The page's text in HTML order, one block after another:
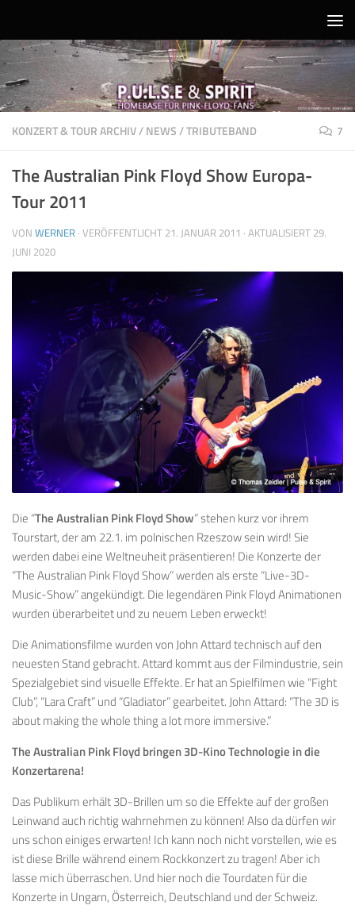
KONZERT & TOUR ARCHIV/NEWS/TRIBUTEBAND 7
The Australian Pink Floyd Show Europa-
Tour 2011
VON WERNER · VERÖFFENTLICHT 21. JANUAR 2011 · AKTUALISIERT 29.
JUNI 2020
Die “The Australian Pink Floyd Show” stehen kurz vor ihrem
Tourstart, der am 22.1. im polnischen Rzeszow sein wird! Sie
werden dabei eine Weltneuheit präsentieren! Die Konzerte der
“The Australian Pink Floyd Show” werden als erste “Live-3D-
Music-Show” angekündigt. Die legendären Pink Floyd Animationen
wurden überarbeitet und zu neuem Leben erweckt!
Die Animationsfilme wurden von John Attard technisch auf den
neuesten Stand gebracht. Attard kommt aus der Filmindustrie, sein
Spezialgebiet sind visuelle Effekte. Er hat an Spielfilmen wie “Fight
Club”, “Lara Craft” und “Gladiator” gearbeitet. John Attard: “The 3D is
about making the whole thing a lot more immersive.”
The Australian Pink Floyd bringen 3D-Kino Technologie in die
Konzertarena!
Das Publikum erhält 3D-Brillen um so die Effekte auf der großen
Leinwand auch richtig wahrnehmen zu können! Also da dürfen wir
uns schon einiges erwarten! Ich kann noch nicht vorstellen, wie es
ist diese Brille während einem Rockkonzert zu tragen! Aber ich
lasse mich überraschen. Und hier noch die Tourdaten für die
Konzerte in Ungarn, Österreich, Deutschland und der Schweiz.